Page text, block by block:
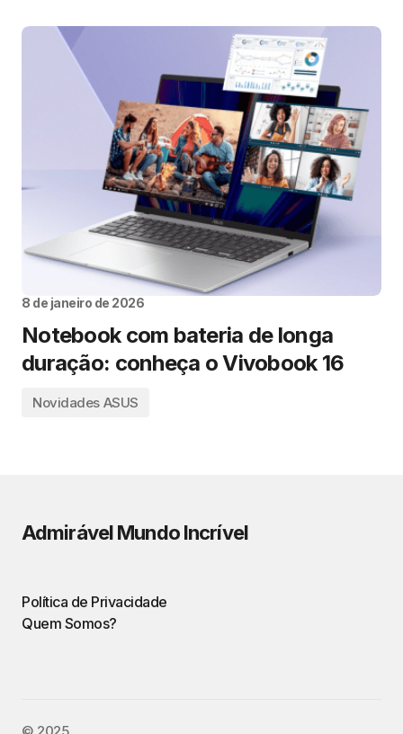
8 de janeiro de 2026
Notebook com bateria de longa
duração: conheça o Vivobook 16
Novidades ASUS
Admirável Mundo Incrível
Política de Privacidade
Quem Somos?